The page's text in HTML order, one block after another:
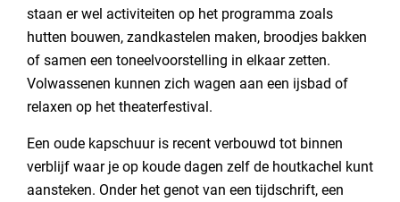
staan er wel activiteiten op het programma zoals
hutten bouwen, zandkastelen maken, broodjes bakken
of samen een toneelvoorstelling in elkaar zetten.
Volwassenen kunnen zich wagen aan een ijsbad of
relaxen op het theaterfestival.
Een oude kapschuur is recent verbouwd tot binnen
verblijf waar je op koude dagen zelf de houtkachel kunt
aansteken. Onder het genot van een tijdschrift, een